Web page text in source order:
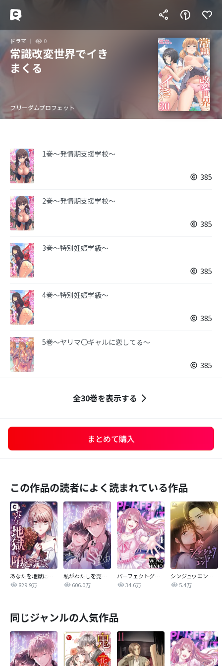
ドラマ 0
常識改変世界でイき
まくる
フリーダムプロフェット
1巻～発情期支援学校～
385
2巻～発情期支援学校～
385
3巻～特別妊娠学級～
385
4巻～特別妊娠学級～
385
5巻～ヤリマ〇ギャルに恋してる～
385
全30巻を表示する
まとめて購入
この作品の読者によく読まれている作品
あなたを地獄に堕とすまで
829.9万
私がわたしを売る理由
606.0万
パーフェクトグリッター
34.6万
シンジュウエンド【タテヨミ】
5.4万
同じジャンルの人気作品